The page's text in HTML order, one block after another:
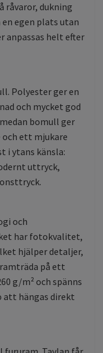
råvaror, dukning
egen plats utan
anpassas helt efter
Polyester ger en
och mycket god
bomull ger
ett mjukare
i ytans känsla:
uttryck,
och
har fotokvalitet,
hjälper detaljer,
på ett
g/m² och spänns
att hängas direkt